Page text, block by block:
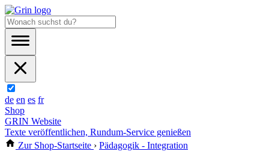
de en es fr
Shop
GRIN Website
Texte veröffentlichen, Rundum-Service genießen
Zur Shop-Startseite › Pädagogik - Integration